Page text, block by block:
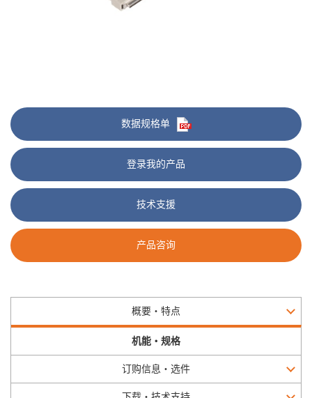
数据规格单
登录我的产品
技术支援
产品咨询
概要・特点
机能・规格
订购信息・选件